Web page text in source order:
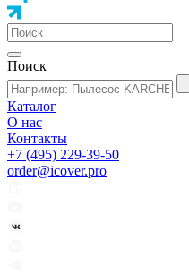
Поиск
Каталог
О нас
Контакты
+7 (495) 229-39-50
order@icover.pro